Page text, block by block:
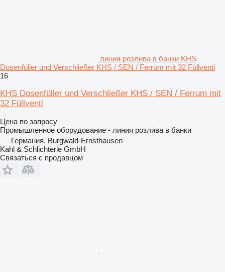
линия розлива в банки KHS
Dosenfüller und Verschließer KHS / SEN / Ferrum mit 32 Füllventi
16
KHS Dosenfüller und Verschließer KHS / SEN / Ferrum mit
32 Füllventi
Цена по запросу
Промышленное оборудование - линия розлива в банки
Германия, Burgwald-Ernsthausen
Kahl & Schlichterle GmbH
Связаться с продавцом